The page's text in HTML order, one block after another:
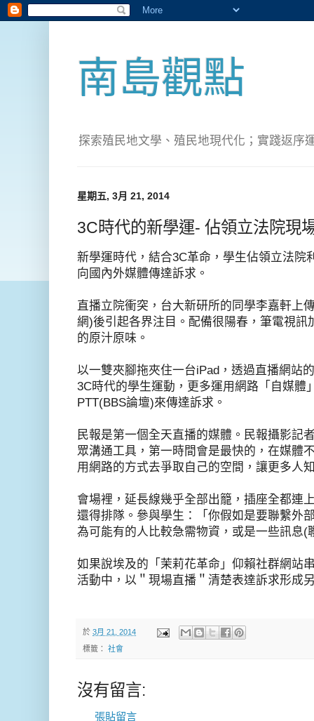
南島觀點
探索殖民地文學、殖民地現代化；實踐返序
星期五, 3月 21, 2014
3C時代的新學運- 佔領立法院現
新學運時代，結合3C革命，學生佔領立法院
向國內外媒體傳達訴求。
直播立院衝突，台大新研所的同學李嘉軒上
網)後引起各界注目。配備很陽春，筆電視訊
的原汁原味。
以一雙夾腳拖夾住一台iPad，透過直播網站
3C時代的學生運動，更多運用網路「自媒體
PTT(BBS論壇)來傳達訴求。
民報是第一個全天直播的媒體。民報攝影記
眾溝通工具，第一時間會是最快的，在媒體
用網路的方式去爭取自己的空間，讓更多人
會場裡，延長線幾乎全部出籠，插座全都連
還得排隊。參與學生：「你假如是要聯繫外
為可能有的人比較急需物資，或是一些訊息(
如果說埃及的「茉莉花革命」仰賴社群網站
活動中，以＂現場直播＂清楚表達訴求形成
於 3月 21, 2014
標籤： 社會
沒有留言:
張貼留言